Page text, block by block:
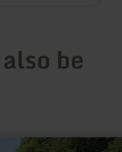
be